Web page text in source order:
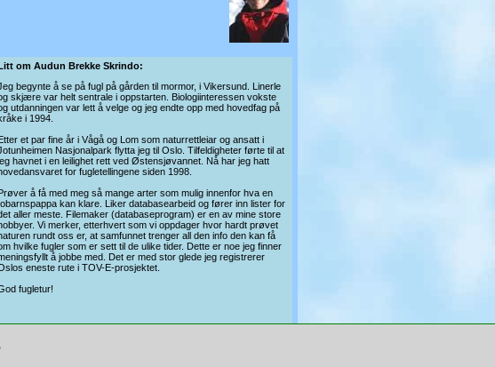
om Audun Brekke Skrindo:
begynte å se på fugl på gården til mormor, i Vikersund. Linerle
skjære var helt sentrale i oppstarten. Biologiinteressen vokste
utdanningen var lett å velge og jeg endte opp med hovedfag på
i 1994.
et par fine år i Vågå og Lom som naturrettleiar og ansatt i
Nasjonalpark flytta jeg til Oslo. Tilfeldigheter førte til at
havnet i en leilighet rett ved Østensjøvannet. Nå har jeg hatt
for fugletellingene siden 1998.
å få med meg så mange arter som mulig innenfor hva en
kan klare. Liker databasearbeid og fører inn lister for
aller meste. Filemaker (databaseprogram) er en av mine store
Vi merker, etterhvert som vi oppdager hvor hardt prøvet
rundt oss er, at samfunnet trenger all den info den kan få
hvilke fugler som er sett til de ulike tider. Dette er noe jeg finner
å jobbe med. Det er med stor glede jeg registrerer
eneste rute i TOV-E-prosjektet.
fugletur!